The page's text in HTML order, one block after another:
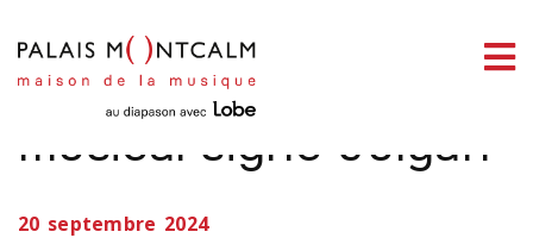
Un nouveau thème
musical signé Julyan
20 septembre 2024